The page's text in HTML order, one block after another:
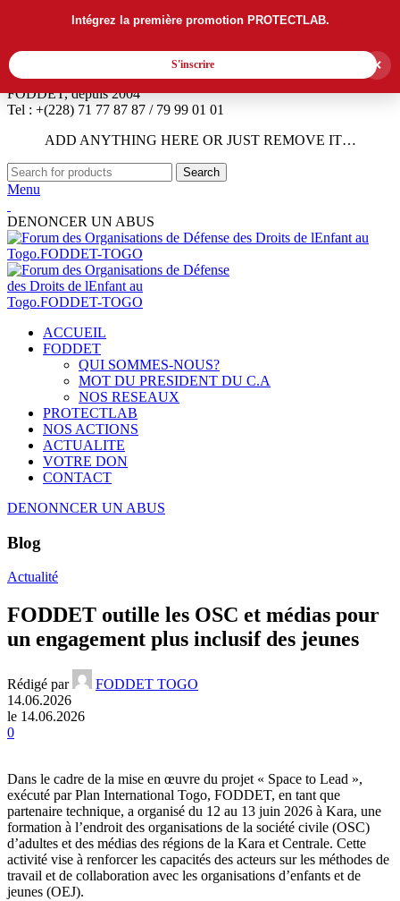
FODDET, depuis 2004
Tel : +(228) 71 77 87 87 / 79 99 01 01
ADD ANYTHING HERE OR JUST REMOVE IT…
Search
Menu
DENONCER UN ABUS
ACCUEIL
FODDET
QUI SOMMES-NOUS?
MOT DU PRESIDENT DU C.A
NOS RESEAUX
PROTECTLAB
NOS ACTIONS
ACTUALITE
VOTRE DON
CONTACT
DENONNCER UN ABUS
Blog
Intégrez la première promotion PROTECTLAB.
S'inscrire ×
Actualité
FODDET outille les OSC et médias pour
un engagement plus inclusif des jeunes
Rédigé par
FODDET TOGO
14.06.2026
le 14.06.2026
0
Dans le cadre de la mise en œuvre du projet « Space to Lead »,
exécuté par Plan International Togo, FODDET, en tant que
partenaire technique, a organisé du 12 au 13 juin 2026 à Kara, une
formation à l’endroit des organisations de la société civile (OSC)
d’adultes et des médias des régions de la Kara et Centrale. Cette
activité vise à renforcer les capacités des acteurs sur les méthodes de
travail et de collaboration avec les organisations d’enfants et de
jeunes (OEJ).